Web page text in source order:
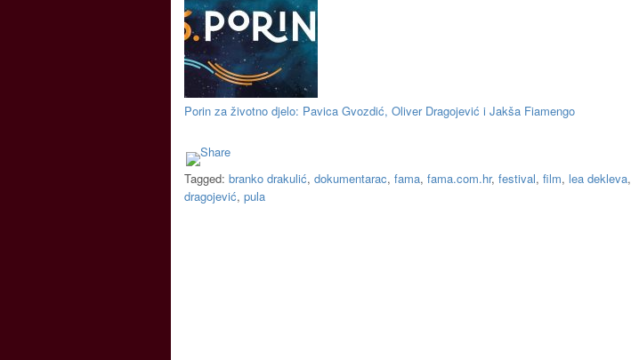
Porin za životno djelo: Pavica Gvozdić, Oliver Dragojević i Jakša Fiamengo
Tagged: branko drakulić, dokumentarac, fama, fama.com.hr, festival, film, lea dekleva,
dragojević, pula